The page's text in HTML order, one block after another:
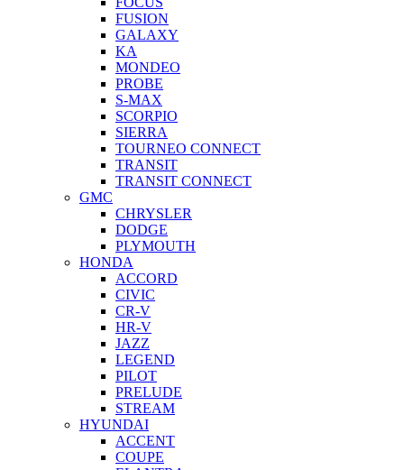
FUSION
GALAXY
KA
MONDEO
PROBE
S-MAX
SCORPIO
SIERRA
TOURNEO CONNECT
TRANSIT
TRANSIT CONNECT
GMC
CHRYSLER
DODGE
PLYMOUTH
HONDA
ACCORD
CIVIC
CR-V
HR-V
JAZZ
LEGEND
PILOT
PRELUDE
STREAM
HYUNDAI
ACCENT
COUPE